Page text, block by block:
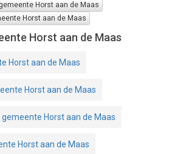
Horst aan de Maas
Horst aan de Maas
Horst aan de Maas
Horst aan de Maas
Horst aan de Maas
Horst aan de Maas
Horst aan de Maas